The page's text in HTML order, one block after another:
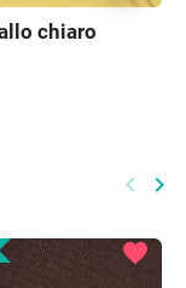
chiaro
keyboard_arrow_left keyboard_arrow_right
favorite